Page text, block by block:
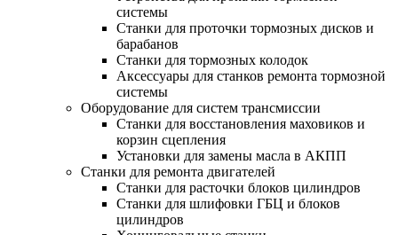
системы
Станки для проточки тормозных дисков и
барабанов
Станки для тормозных колодок
Аксессуары для станков ремонта тормозной
системы
Оборудование для систем трансмиссии
Станки для восстановления маховиков и
корзин сцепления
Установки для замены масла в АКПП
Станки для ремонта двигателей
Станки для расточки блоков цилиндров
Станки для шлифовки ГБЦ и блоков
цилиндров